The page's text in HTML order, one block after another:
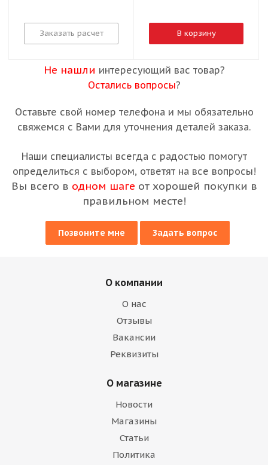
Заказать расчет В корзину
Не нашли интересующий вас товар?
Остались вопросы?
Оставьте свой номер телефона и мы обязательно
свяжемся с Вами для уточнения деталей заказа.
Наши специалисты всегда с радостью помогут
определиться с выбором, ответят на все вопросы!
Вы всего в одном шаге от хорошей покупки в
правильном месте!
Позвоните мне Задать вопрос
О компании
О нас
Отзывы
Вакансии
Реквизиты
О магазине
Новости
Магазины
Статьи
Политика